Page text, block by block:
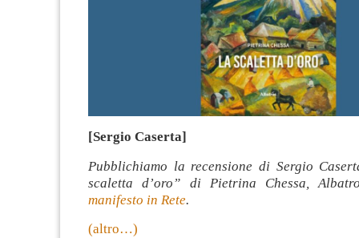
[Sergio Caserta]
Pubblichiamo la recensione di Sergio
scaletta d’oro” di Pietrina Chessa,
manifesto in Rete.
(altro…)